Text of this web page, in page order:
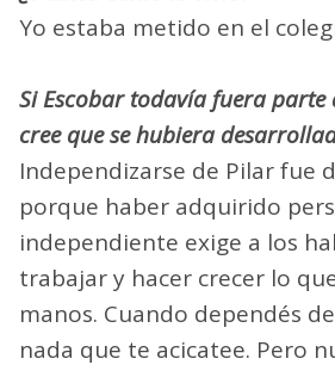
Yo estaba metido en el
Si Escobar todavía fuera parte
cree que se hubiera
Independizarse de Pilar fue
porque haber adquirido
independiente exige a los
trabajar y hacer crecer lo
manos. Cuando dependés
nada que te acicatee. Pero